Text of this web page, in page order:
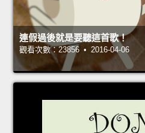
連假過後就是要聽這首歌！
觀看次數：23856 • 2016-04-06